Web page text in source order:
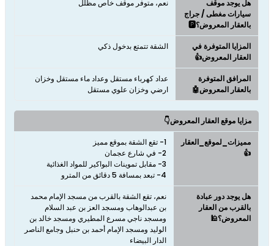
هل يوجد موقف
سيارات مغطى / جراج
بالعقار المعروض؟🅿️
نعم، متوفر موقف خاص مظلل
المزايا المتوفرة في
العقار المعروض👍
الشقة تتمتع بدخول ذكي
المرافق المتوفرة
بالعقار المعروض🤖
عداد كهرباء مستقل وعداد ماء مستقل وخزان
ارضي وخزان علوي مستقل
مزايا موقع العقار المعروض👇
مميزات_لموقع_العقار
👍
4- تبعد بمسافة 5 دقائق من المترو
هل يوجد دور عبادة
بالقرب من العقار
المعروض؟🕌
نعم، تقع الشقة بالقرب من مسجد الإمام محمد
بن عبدالوهاب ومسجد العز بن عبد السلام
ومسجد ناجي مسرع المطيري ومسجد خالد بن
الوليد ومسجد الإمام أحمد بن حنبل وجامع الناصر
الدار البيضاء